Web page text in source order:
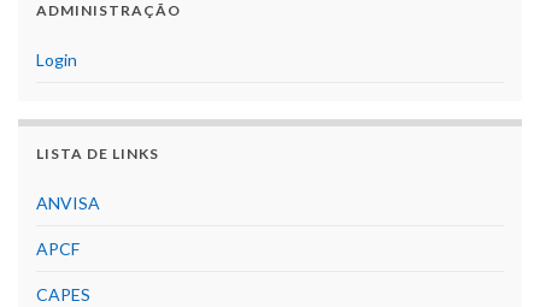
ADMINISTRAÇÃO
Login
LISTA DE LINKS
ANVISA
APCF
CAPES